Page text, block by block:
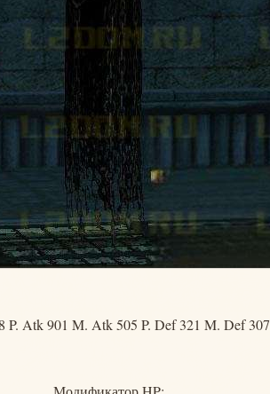
P. Atk 901 M. Atk 505 P. Def 321 M. Def 307